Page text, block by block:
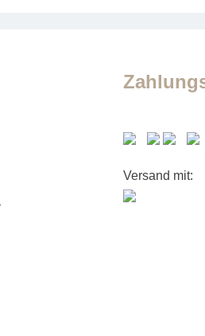
Versand mit: